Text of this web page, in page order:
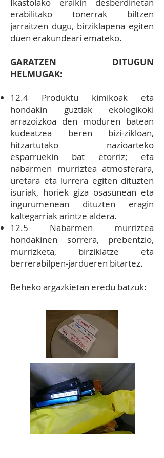
erabilitako tonerrak biltzen
jarraitzen dugu, birziklapena egiten
duen erakundeari emateko.
GARATZEN DITUGUN
HELMUGAK:
12.4 Produktu kimikoak eta
hondakin guztiak ekologikoki
arrazoizkoa den moduren batean
kudeatzea beren bizi‐zikloan,
hitzartutako nazioarteko
esparruekin bat etorriz; eta
nabarmen murriztea atmosferara,
uretara eta lurrera egiten dituzten
isuriak, horiek giza osasunean eta
ingurumenean dituzten eragin
kaltegarriak arintze aldera.
12.5 Nabarmen murriztea
hondakinen sorrera, prebentzio,
murrizketa, birziklatze eta
berrerabilpen‐jardueren bitartez.
Beheko argazkietan eredu batzuk: